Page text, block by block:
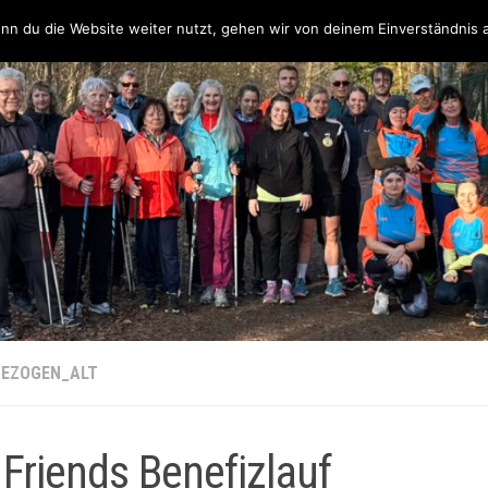
uns Unsere Partner & Sponsoren Unser Team & Kontakt
Benefizlauf
du die Website weiter nutzt, gehen wir von deinem Einverständnis